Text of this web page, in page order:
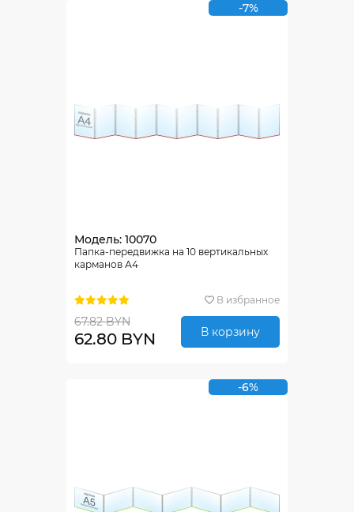
-7%
Модель: 10070
Папка-передвижка на 10 вертикальных
карманов А4
В избранное
67.82 BYN
62.80 BYN В корзину
-6%